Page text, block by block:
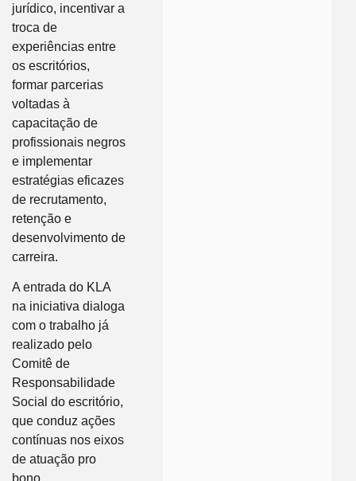
jurídico, incentivar a
troca de
experiências entre
os escritórios,
formar parcerias
voltadas à
capacitação de
profissionais negros
e implementar
estratégias eficazes
de recrutamento,
retenção e
desenvolvimento de
carreira.
A entrada do KLA
na iniciativa dialoga
com o trabalho já
realizado pelo
Comitê de
Responsabilidade
Social do escritório,
que conduz ações
contínuas nos eixos
de atuação pro
bono,